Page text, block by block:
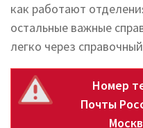
как работают
остальные важные
легко через
Номер
Почты